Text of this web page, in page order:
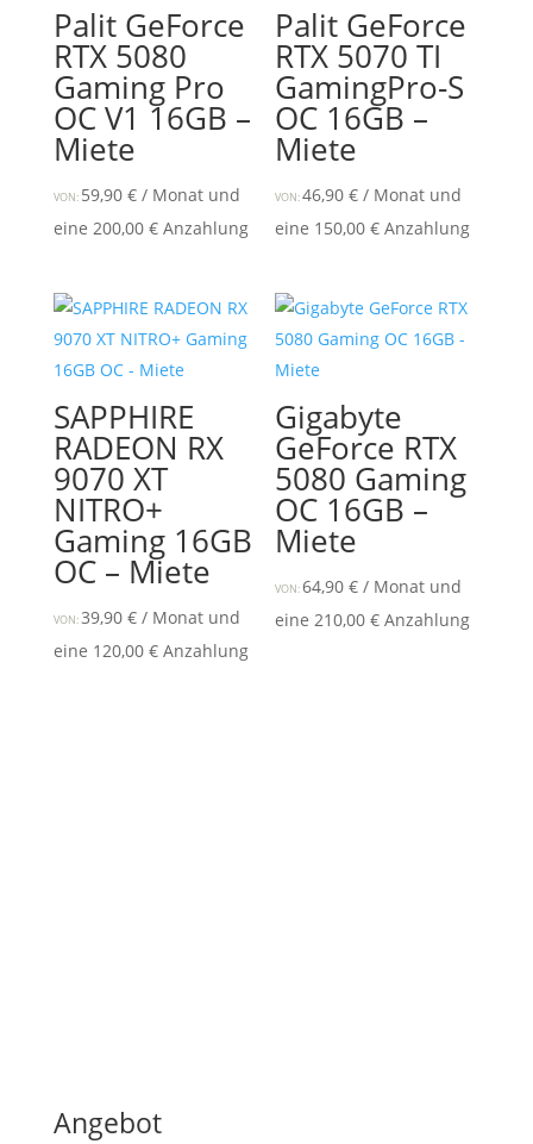
Palit GeForce
RTX 5080
Gaming Pro
OC V1 16GB –
Miete
VON: 59,90 € / Monat und
eine 200,00 €Anzahlung
Palit GeForce
RTX 5070 TI
GamingPro-S
OC 16GB –
Miete
VON:46,90€ / Monat und
eine 150,00€ Anzahlung
SAPPHIRE
RADEON RX
9070 XT
NITRO+
Gaming 16GB
OC – Miete
VON:39,90 € / Monat und
eine 120,00 €Anzahlung
Gigabyte
GeForce RTX
5080 Gaming
OC 16GB –
Miete
VON:64,90€ / Monat und
eine210,00€ Anzahlung
Angebot